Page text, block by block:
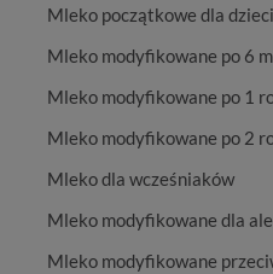
Mleko początkowe dla dzieci
Mleko modyfikowane po 6
Mleko modyfikowane po 1
Mleko modyfikowane po 2
Mleko dla wcześniaków
Mleko modyfikowane dla
Mleko modyfikowane